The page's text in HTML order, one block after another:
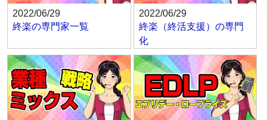
2022/06/29
終楽の専門家一覧
2022/06/29
終楽（終活支援）の専門
化